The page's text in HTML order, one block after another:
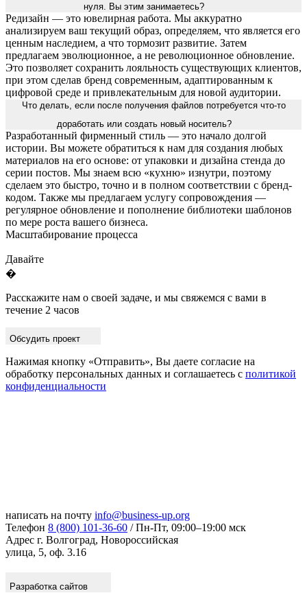
нуля. Вы этим занимаетесь?
Редизайн — это ювелирная работа. Мы аккуратно
анализируем ваш текущий образ, определяем, что является его
ценным наследием, а что тормозит развитие. Затем
предлагаем эволюционное, а не революционное обновление.
Это позволяет сохранить лояльность существующих клиентов,
при этом сделав бренд современным, адаптированным к
цифровой среде и привлекательным для новой аудитории.
Что делать, если после получения файлов потребуется что-то
доработать или создать новый носитель?
Разработанный фирменный стиль — это начало долгой
истории. Вы можете обратиться к нам для создания любых
материалов на его основе: от упаковки и дизайна стенда до
серии постов. Мы знаем всю «кухню» изнутри, поэтому
сделаем это быстро, точно и в полном соответствии с бренд-
кодом. Также мы предлагаем услугу сопровождения —
регулярное обновление и пополнение библиотеки шаблонов
по мере роста вашего бизнеса.
Масштабирование процесса
Давайте
�
Расскажите нам о своей задаче, и мы свяжемся с вами в
течение 2 часов
Обсудить проект
Нажимая кнопку «Отправить», Вы даете согласие на
обработку персональных данных и соглашаетесь с политикой
конфиденциальности
написать на почту info@business-up.org
Телефон 8 (800) 101-36-60 / Пн-Пт, 09:00–19:00 мск
Адрес г. Волгоград, Новороссийская
улица, 5, оф. 3.16
Разработка сайтов